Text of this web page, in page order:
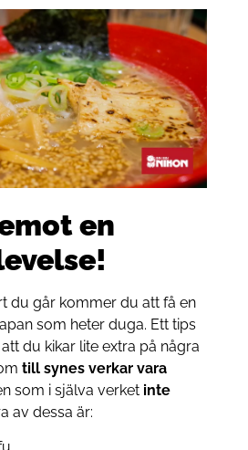
en
du går kommer du att få en
som heter duga. Ett tips
du kikar lite extra på några
till synes verkar vara
som i själva verket inte
av dessa är: